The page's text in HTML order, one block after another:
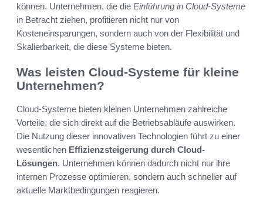
können. Unternehmen, die die Einführung in Cloud-Systeme
in Betracht ziehen, profitieren nicht nur von
Kosteneinsparungen, sondern auch von der Flexibilität und
Skalierbarkeit, die diese Systeme bieten.
Was leisten Cloud-Systeme für kleine
Unternehmen?
Cloud-Systeme bieten kleinen Unternehmen zahlreiche
Vorteile, die sich direkt auf die Betriebsabläufe auswirken.
Die Nutzung dieser innovativen Technologien führt zu einer
wesentlichen Effizienzsteigerung durch Cloud-
Lösungen. Unternehmen können dadurch nicht nur ihre
internen Prozesse optimieren, sondern auch schneller auf
aktuelle Marktbedingungen reagieren.